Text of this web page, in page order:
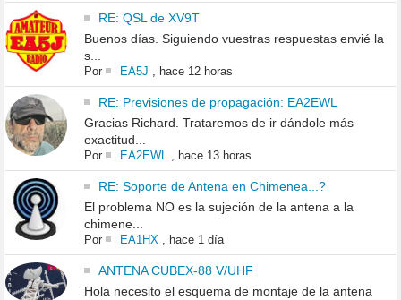
RE: QSL de XV9T
Buenos días. Siguiendo vuestras respuestas envié la
s...
Por EA5J , hace 12 horas
RE: Previsiones de propagación: EA2EWL
Gracias Richard. Trataremos de ir dándole más
exactitud...
Por EA2EWL, hace 13 horas
RE: Soporte de Antena en Chimenea...?
El problema NO es la sujeción de la antena a la
chimene...
Por EA1HX, hace 1 día
ANTENA CUBEX-88 V/UHF
Hola necesito el esquema de montaje de la antena